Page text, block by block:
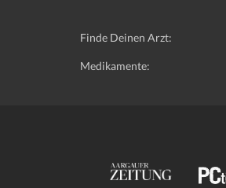
Finde Deinen Arzt:
Medikamente: